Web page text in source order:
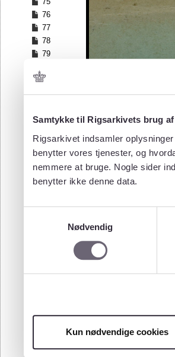
Samtykke til Rigsarkivets brug
Rigsarkivet indsamler
benytter vores tjenester, og
nemmere at bruge. Nogle sider
benytter ikke denne data.
Nødvendig
Kun nødvendige cookies
76
77
78
79
81
82
84
86
87
88
89
96
99